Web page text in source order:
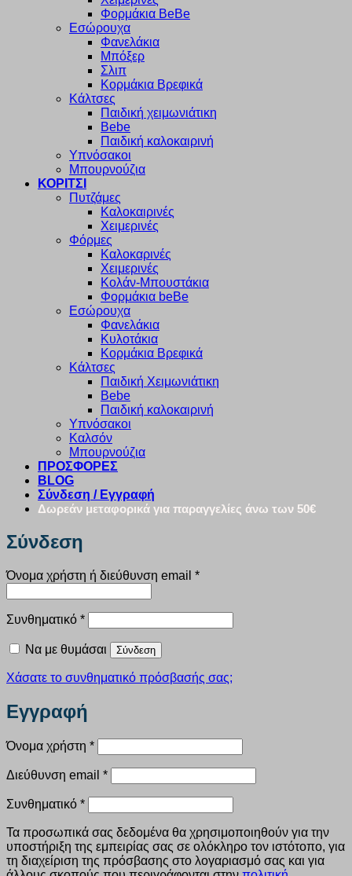
Φορμάκια BeBe
Εσώρουχα
Φανελάκια
Μπόξερ
Σλιπ
Κορμάκια Βρεφικά
Κάλτσες
Παιδική χειμωνιάτικη
Bebe
Παιδική καλοκαιρινή
Υπνόσακοι
Μπουρνούζια
ΚΟΡΙΤΣΙ
Πυτζάμες
Καλοκαιρινές
Χειμερινές
Φόρμες
Καλοκαρινές
Χειμερινές
Κολάν-Μπουστάκια
Φορμάκια beBe
Εσώρουχα
Φανελάκια
Κυλοτάκια
Κορμάκια Βρεφικά
Κάλτσες
Παιδική Χειμωνιάτικη
Bebe
Παιδική καλοκαιρινή
Υπνόσακοι
Καλσόν
Μπουρνούζια
ΠΡΟΣΦΟΡΕΣ
BLOG
Σύνδεση / Εγγραφή
Δωρεάν μεταφορικά για παραγγελίες άνω των 50€
Σύνδεση
Όνομα χρήστη ή διεύθυνση email *Απαιτείται
Συνθηματικό *Απαιτείται
Να με θυμάσαι Σύνδεση
Χάσατε το συνθηματικό πρόσβασής σας;
Εγγραφή
Όνομα χρήστη *Απαιτείται
Διεύθυνση email *Απαιτείται
Συνθηματικό *Απαιτείται
Τα προσωπικά σας δεδομένα θα χρησιμοποιηθούν για την
υποστήριξη της εμπειρίας σας σε ολόκληρο τον ιστότοπο, για
τη διαχείριση της πρόσβασης στο λογαριασμό σας και για